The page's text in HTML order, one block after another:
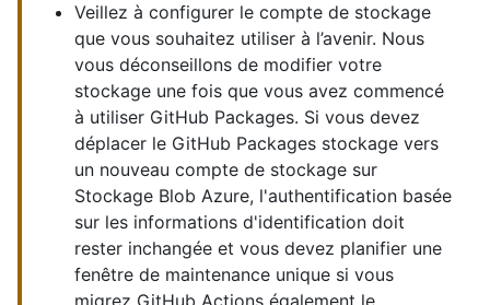
Veillez à configurer le compte de stockage
que vous souhaitez utiliser à l’avenir. Nous
vous déconseillons de modifier votre
stockage une fois que vous avez commencé
à utiliser GitHub Packages. Si vous devez
déplacer le GitHub Packages stockage vers
un nouveau compte de stockage sur
Stockage Blob Azure, l'authentification basée
sur les informations d'identification doit
rester inchangée et vous devez planifier une
fenêtre de maintenance unique si vous
migrez GitHub Actions également le